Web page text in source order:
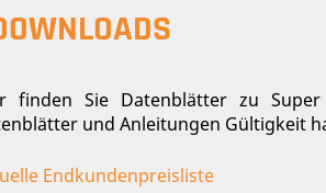
finden Sie Datenblätter zu
und Anleitungen Gültigkeit
Endkundenpreisliste